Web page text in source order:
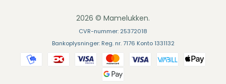
2026 © Mamelukken.
CVR-nummer: 25372018
Bankoplysninger: Reg. nr. 7176 Konto 1331132